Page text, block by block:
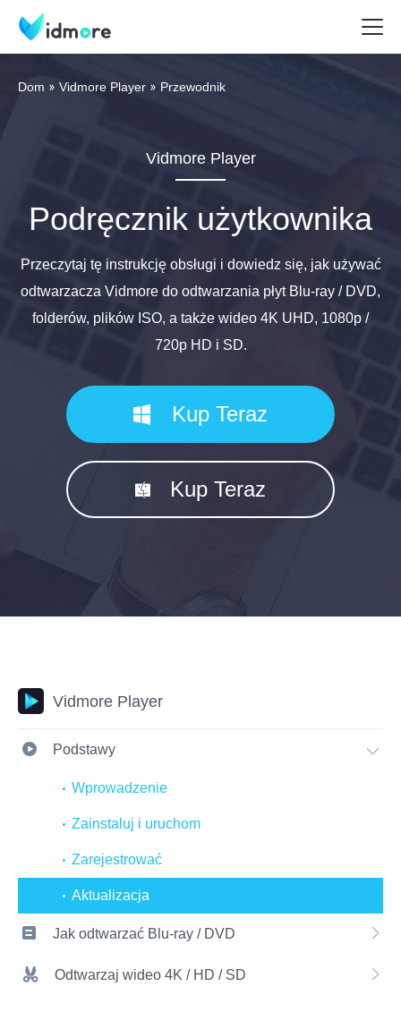
Dom Vidmore Player Przewodnik
Vidmore Player
Podręcznik użytkownika
Przeczytaj tę instrukcję obsługi i dowiedz się, jak używać
odtwarzacza Vidmore do odtwarzania płyt Blu-ray / DVD,
folderów, plików ISO, a także wideo 4K UHD, 1080p /
720p HD i SD.
Kup Teraz
Kup Teraz
Vidmore Player
Podstawy
Wprowadzenie
Zainstaluj i uruchom
Zarejestrować
Aktualizacja
Jak odtwarzać Blu-ray / DVD
Odtwarzaj wideo 4K / HD / SD